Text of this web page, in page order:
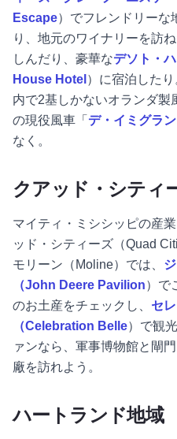
Escape）でフレンドリーな
り、地元のワイナリーを訪
しんだり、豪華なデソト・
House Hotel ）に宿泊した
内で2基しかないオランダ製
の現役風車「 デ・イミグラン
なく。
クアッド・シティ
マイティ・ミシシッピの産
ッド・シティーズ（Quad
モリーン（Moline）では、
（John Deere Pavilion）で
のお土産をチェックし、 セ
（Celebration Belle）で観
ァンなら、軍事博物館と閘
廠を訪れよう。
ハートランド地域